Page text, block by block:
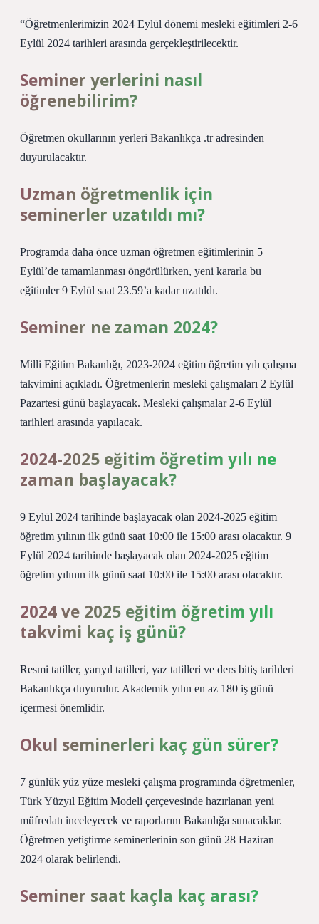
“Öğretmenlerimizin 2024 Eylül dönemi mesleki eğitimleri 2-6
Eylül 2024 tarihleri ​​arasında gerçekleştirilecektir.
Seminer yerlerini nasıl
öğrenebilirim?
Öğretmen okullarının yerleri Bakanlıkça .tr adresinden
duyurulacaktır.
Uzman öğretmenlik için
seminerler uzatıldı mı?
Programda daha önce uzman öğretmen eğitimlerinin 5
Eylül’de tamamlanması öngörülürken, yeni kararla bu
eğitimler 9 Eylül saat 23.59’a kadar uzatıldı.
Seminer ne zaman 2024?
Milli Eğitim Bakanlığı, 2023-2024 eğitim öğretim yılı çalışma
takvimini açıkladı. Öğretmenlerin mesleki çalışmaları 2 Eylül
Pazartesi günü başlayacak. Mesleki çalışmalar 2-6 Eylül
tarihleri ​​arasında yapılacak.
2024-2025 eğitim öğretim yılı ne
zaman başlayacak?
9 Eylül 2024 tarihinde başlayacak olan 2024-2025 eğitim
öğretim yılının ilk günü saat 10:00 ile 15:00 arası olacaktır. 9
Eylül 2024 tarihinde başlayacak olan 2024-2025 eğitim
öğretim yılının ilk günü saat 10:00 ile 15:00 arası olacaktır.
2024 ve 2025 eğitim öğretim yılı
takvimi kaç iş günü?
Resmi tatiller, yarıyıl tatilleri, yaz tatilleri ve ders bitiş tarihleri ​​
Bakanlıkça duyurulur. Akademik yılın en az 180 iş günü
içermesi önemlidir.
Okul seminerleri kaç gün sürer?
7 günlük yüz yüze mesleki çalışma programında öğretmenler,
Türk Yüzyıl Eğitim Modeli çerçevesinde hazırlanan yeni
müfredatı inceleyecek ve raporlarını Bakanlığa sunacaklar.
Öğretmen yetiştirme seminerlerinin son günü 28 Haziran
2024 olarak belirlendi.
Seminer saat kaçla kaç arası?